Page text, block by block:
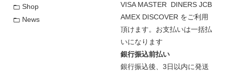
Shop
News
VISA MASTER DINERS JCB
AMEX DISCOVER をご利用
頂けます。お支払いは一括払
いになります
銀行振込前払い
銀行振込後、3日以内に発送